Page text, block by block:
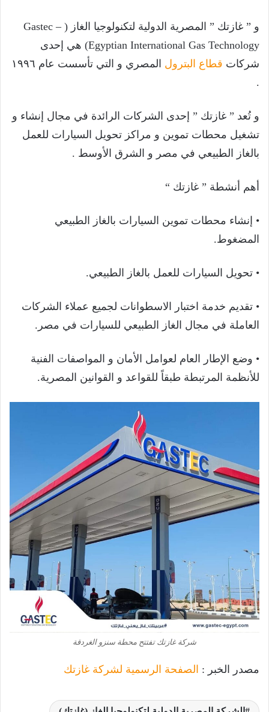
و ” غازتك ” المصرية الدولية لتكنولوجيا الغاز ( Gastec –
Egyptian International Gas Technology)‏ هي إحدى
شركات قطاع البترول
المصري و التي تأسست عام ١٩٩٦
.
و تُعد ” غازتك ” إحدى الشركات الرائدة في مجال إنشاء و
تشغيل محطات تموين و مراكز تحويل السيارات للعمل
بالغاز الطبيعي في مصر و الشرق الأوسط .
أهم أنشطة ” غازتك “
• إنشاء محطات تموين السيارات بالغاز الطبيعي
المضغوط.
• تحويل السيارات للعمل بالغاز الطبيعي.
• تقديم خدمة اختبار الاسطوانات لجميع عملاء الشركات
العاملة في مجال الغاز الطبيعي للسيارات في مصر.
• وضع الإطار العام لعوامل الأمان و المواصفات الفنية
للأنظمة المرتبطة طبقاً للقواعد و القوانين المصرية.
شركة غازتك تفتتح محطة سنزو الغردقة
مصدر الخبر : الصفحة الرسمية لشركة غازتك